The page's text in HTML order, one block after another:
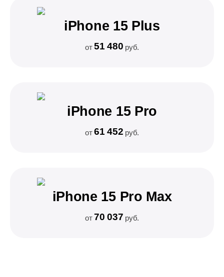
iPhone 15 Plus
от51 480 руб.
iPhone 15 Pro
от61 452 руб.
iPhone 15 Pro Max
от70 037 руб.